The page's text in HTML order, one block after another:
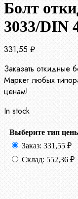
Болт
3033/DIN
331,55 ₽
Заказать откидные
Маркет любых
ценам!
In stock
Выберите тип
Заказ: 331,55 ₽
Склад: 552,36 ₽